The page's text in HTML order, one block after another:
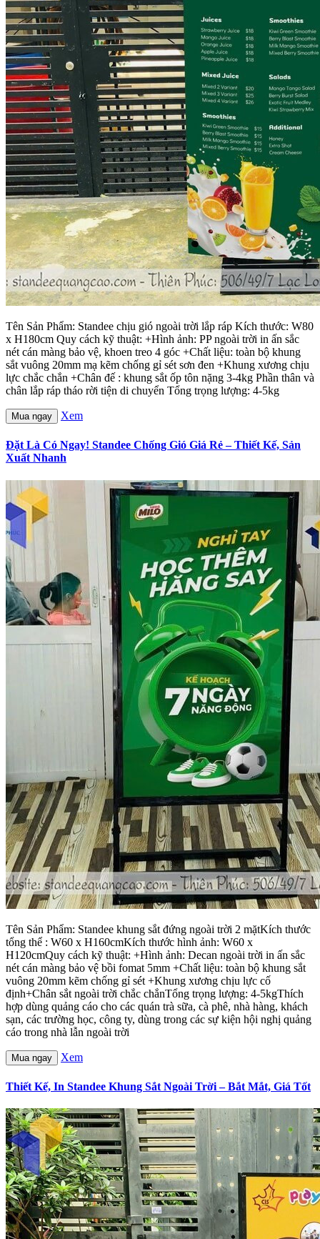
Tên Sản Phẩm: Standee chịu gió ngoài trời lắp ráp Kích thước: W80
x H180cm Quy cách kỹ thuật: +Hình ảnh: PP ngoài trời in ấn sắc
nét cán màng bảo vệ, khoen treo 4 góc +Chất liệu: toàn bộ khung
sắt vuông 20mm mạ kẽm chống gỉ sét sơn đen +Khung xương chịu
lực chắc chắn +Chân đế : khung sắt ốp tôn nặng 3-4kg Phần thân và
chân lắp ráp tháo rời tiện di chuyển Tổng trọng lượng: 4-5kg
Mua ngay Xem
Đặt Là Có Ngay! Standee Chống Gió Giá Rẻ – Thiết Kế, Sản
Xuất Nhanh
Tên Sản Phẩm: Standee khung sắt đứng ngoài trời 2 mặtKích thước
tổng thể : W60 x H160cmKích thước hình ảnh: W60 x
H120cmQuy cách kỹ thuật: +Hình ảnh: Decan ngoài trời in ấn sắc
nét cán màng bảo vệ bồi fomat 5mm +Chất liệu: toàn bộ khung sắt
vuông 20mm kẽm chống gỉ sét +Khung xương chịu lực cố
định+Chân sắt ngoài trời chắc chắnTổng trọng lượng: 4-5kgThích
hợp dùng quảng cáo cho các quán trà sữa, cà phê, nhà hàng, khách
sạn, các trường học, công ty, dùng trong các sự kiện hội nghị quảng
cáo trong nhà lẫn ngoài trời
Mua ngay Xem
Thiết Kế, In Standee Khung Sắt Ngoài Trời – Bắt Mắt, Giá Tốt